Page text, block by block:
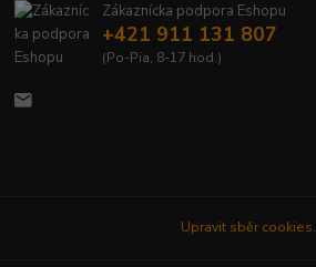
Zákaznícka podpora Eshopu
+421 911 131 807
(Po-Pia, 8-17 hod.)
Upravit sběr cookies.